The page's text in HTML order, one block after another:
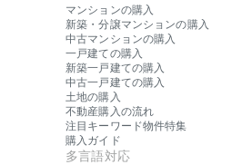
マンションの購入
新築・分譲マンションの購入
中古マンションの購入
一戸建ての購入
新築一戸建ての購入
中古一戸建ての購入
土地の購入
不動産購入の流れ
注目キーワード物件特集
購入ガイド
多言語対応